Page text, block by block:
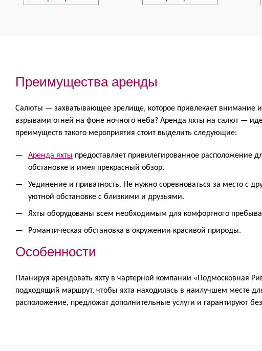
Преимущества аренды
Салюты — захватывающее зрелище, которое привлекает
взрывами огней на фоне ночного неба? Аренда яхты на салют —
преимуществ такого мероприятия стоит выделить следующие:
Аренда яхты предоставляет привилегированное
обстановке и имея прекрасный обзор.
Уединение и приватность. Не нужно соревноваться за место
уютной обстановке с близкими и друзьями.
Яхты оборудованы всем необходимым для комфортного
Романтическая обстановка в окружении красивой природы.
Особенности
Планируя арендовать яхту в чартерной компании «Подмосковная
подходящий маршрут, чтобы яхта находилась в наилучшем месте
расположение, предложат дополнительные услуги и гарантируют